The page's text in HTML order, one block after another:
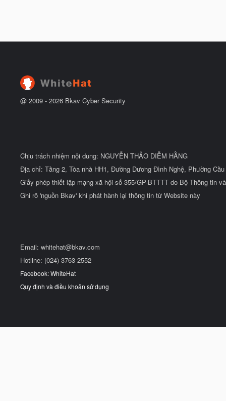
@ 2009 - 2026 Bkav Cyber Security
Chịu trách nhiệm nội dung: NGUYỄN THẢO DIỄM HẰNG
Địa chỉ: Tầng 2, Tòa nhà HH1, Đường Dương Đình Nghệ, Phường
Giấy phép thiết lập mạng xã hội số 355/GP-BTTTT do Bộ Thông tin
Ghi rõ 'nguồn Bkav' khi phát hành lại thông tin từ Website này
Email: whitehat@bkav.com
Hotline: (024) 3763 2552
Facebook: WhiteHat
Quy định và điều khoản sử dụng